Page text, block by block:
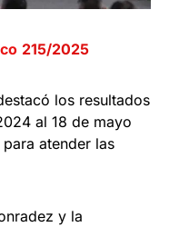
215/2025
los resultados
al 18 de mayo
atender las
y la